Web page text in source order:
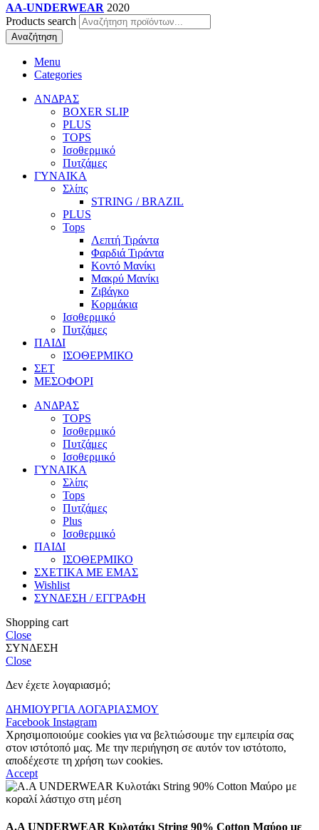
AA-UNDERWEAR 2020
Products search
Αναζήτηση
Menu
Categories
ΑΝΔΡΑΣ
BOXER SLIP
PLUS
TOPS
Ισοθερμικό
Πυτζάμες
ΓΥΝΑΙΚΑ
Σλίπς
STRING / BRAZIL
PLUS
Tops
Λεπτή Τιράντα
Φαρδιά Τιράντα
Κοντό Μανίκι
Μακρύ Μανίκι
Ζιβάγκο
Κορμάκια
Ισοθερμικό
Πυτζάμες
ΠΑΙΔΙ
ΙΣΟΘΕΡΜΙΚΟ
ΣΕΤ
ΜΕΣΟΦΟΡΙ
ΑΝΔΡΑΣ
TOPS
Ισοθερμικό
Πυτζάμες
Ισοθερμικό
ΓΥΝΑΙΚΑ
Σλίπς
Tops
Πυτζάμες
Plus
Ισοθερμικό
ΠΑΙΔΙ
ΙΣΟΘΕΡΜΙΚΟ
ΣΧΕΤΙΚΑ ΜΕ ΕΜΑΣ
Wishlist
ΣΥΝΔΕΣΗ / ΕΓΓΡΑΦΗ
Shopping cart
Close
ΣΥΝΔΕΣΗ
Close
Δεν έχετε λογαριασμό;
ΔΗΜΙΟΥΡΓΙΑ ΛΟΓΑΡΙΑΣΜΟΥ
Facebook Instagram
Χρησιμοποιούμε cookies για να βελτιώσουμε την εμπειρία σας
στον ιστότοπό μας. Με την περιήγηση σε αυτόν τον ιστότοπο,
αποδέχεστε τη χρήση των cookies.
Accept
A.A UNDERWEAR Κυλοτάκι String 90% Cotton Μαύρο με